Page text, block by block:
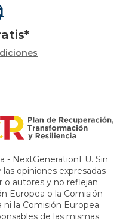
- NextGenerationEU. Sin
opiniones expresadas
o autores y no reflejan
Europea o la Comisión
ni la Comisión Europea
de las mismas.